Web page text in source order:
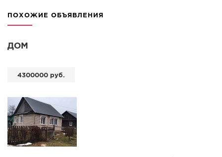
ПОХОЖИЕ ОБЪЯВЛЕНИЯ
ДОМ
4300000 руб.